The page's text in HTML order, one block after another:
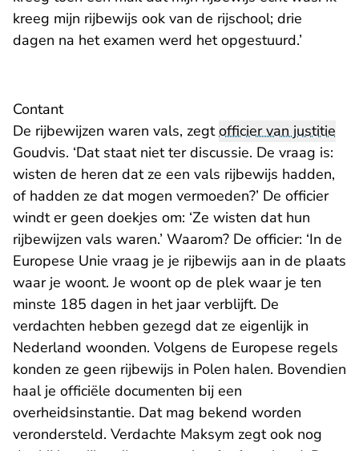
kreeg mijn rijbewijs ook van de rijschool; drie
dagen na het examen werd het opgestuurd.’
Contant
De rijbewijzen waren vals, zegtofficier van justitie
Goudvis. ‘Dat staat niet ter discussie. De vraag is:
wisten de heren dat ze een vals rijbewijs hadden,
of hadden ze dat mogen vermoeden?’ De officier
windt er geen doekjes om: ‘Ze wisten dat hun
rijbewijzen vals waren.’ Waarom? De officier: ‘In de
Europese Unie vraag je je rijbewijs aan in de plaats
waar je woont. Je woont op de plek waar je ten
minste 185 dagen in het jaar verblijft. De
verdachten hebben gezegd dat ze eigenlijk in
Nederland woonden. Volgens de Europese regels
konden ze geen rijbewijs in Polen halen. Bovendien
haal je officiële documenten bij een
overheidsinstantie. Dat mag bekend worden
verondersteld. Verdachte Maksym zegt ook nog